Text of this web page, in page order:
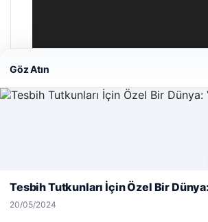
Enes Kaplan Avukatlık Bürosu
Web sitemizi nasıl kullandığınızı daha iyi
deneyiminizi kişiselleştirmek ve geliştirmek
Çerez Politikamız
Kabul Et
Göz Atın
Tesbih Tutkunları İçin Özel Bir
20/05/2024